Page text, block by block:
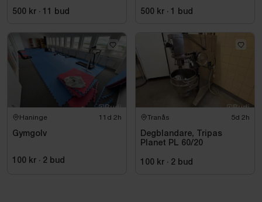
500 kr · 11 bud 500 kr · 1 bud
Haninge 11d 2h
Gymgolv
100 kr · 2 bud
Tranås 5d 2h
Degblandare, Tripas
Planet PL 60/20
100 kr · 2 bud